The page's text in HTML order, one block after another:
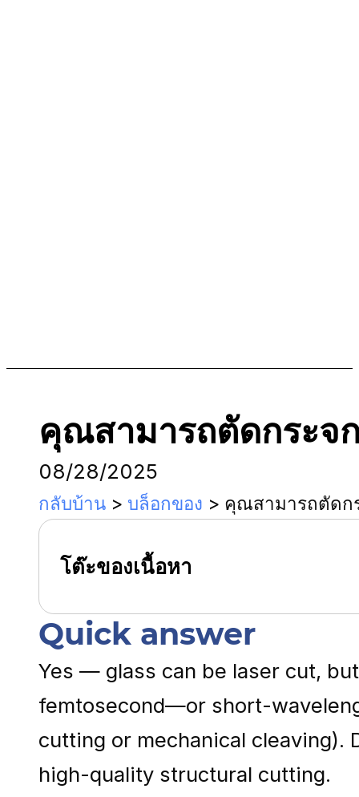
คุณสามารถตัดกระจ
08/28/2025
กลับบ้าน > บล็อกของ > คุณสามารถตัดก
โต๊ะของเนื้อหา
Quick answer
Yes — glass can be laser cut,
femtosecond—or short-
cutting or mechanical cleaving).
high-quality structural cutting.